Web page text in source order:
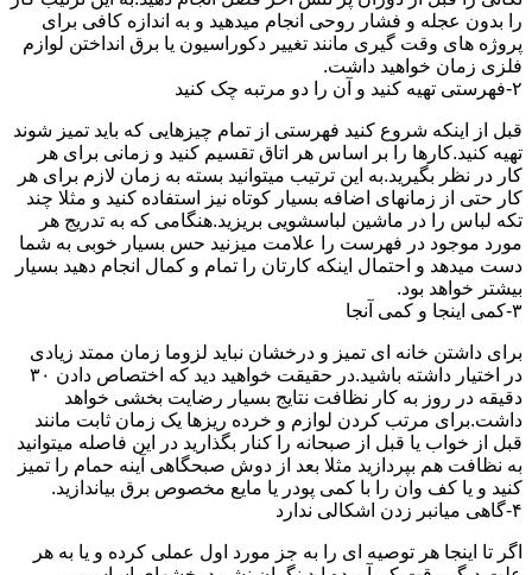
را بدون عجله و فشار روحی انجام میدهید و به اندازه کافی برای
پروژه های وقت گیری مانند تغییر دکوراسیون یا برق انداختن لوازم
فلزی زمان خواهید داشت.
۲-فهرستی تهیه کنید و آن را دو مرتبه چک کنید
قبل از اینکه شروع کنید فهرستی از تمام چیزهایی که باید تمیز شوند
تهیه کنید.کارها را بر اساس هر اتاق تقسیم کنید و زمانی برای هر
کار در نظر بگیرید.به این ترتیب میتوانید بسته به زمان لازم برای هر
کار حتی از زمانهای اضافه بسیار کوتاه نیز استفاده کنید و مثلا چند
تکه لباس را در ماشین لباسشویی بریزید.هنگامی که به تدریج هر
مورد موجود در فهرست را علامت میزنید حس بسیار خوبی به شما
دست میدهد و احتمال اینکه کارتان را تمام و کمال انجام دهید بسیار
بیشتر خواهد بود.
۳-کمی اینجا و کمی آنجا
برای داشتن خانه ای تمیز و درخشان نباید لزوما زمان ممتد زیادی
در اختیار داشته باشید.در حقیقت خواهید دید که اختصاص دادن ۳۰
دقیقه در روز به کار نظافت نتایج بسیار رضایت بخشی خواهد
داشت.برای مرتب کردن لوازم و خرده ریزها یک زمان ثابت مانند
قبل از خواب یا قبل از صبحانه را کنار بگذارید در این فاصله میتوانید
به نظافت هم بپردازید مثلا بعد از دوش صبحگاهی آینه حمام را تمیز
کنید و یا کف وان را با کمی پودر یا مایع مخصوص برق بیاندازید.
۴-گاهی میانبر زدن اشکالی ندارد
اگر تا اینجا هر توصیه ای را به جز مورد اول عملی کرده و یا به هر